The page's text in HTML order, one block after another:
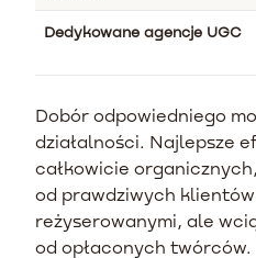
Dedykowane agencje UGC
Dobór odpowiedniego
działalności. Najlepsze
całkowicie
od prawdziwych
reżyserowanymi, ale
od opłaconych twórców.